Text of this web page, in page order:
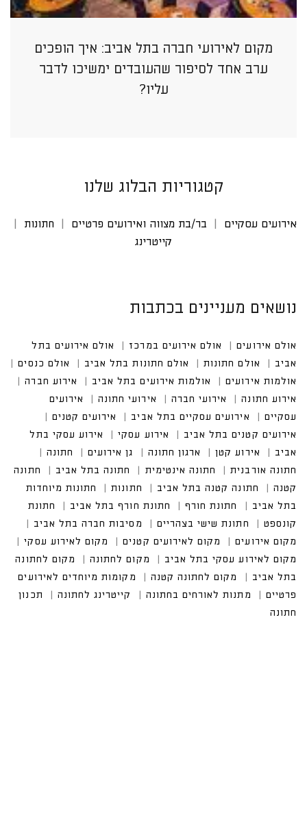
מקום לאירועי חברה בתל אביב: איך הופכים
ערב אחד לסיפור שהעובדים ימשיכו לדבר
עליו?
קטגוריות הבלוג שלנו
אירועים עסקיים בר/בת מצווה ואירועים פרטיים
חתונות
קייטרינג
נושאים מעניינים בכתבות
אולם אירועים אולם אירועים במרכז
אולם אירועים בתל
אביב
אולם חתונות אולם חתונות בתל אביב
אולם כנסים
אולמות אירועים
אולמות אירועים בתל אביב
אירוע חברה
אירוע חתונה
אירועי חברה אירועי חתונה
אירועים
עסקיים
אירועים עסקיים בתל אביב
אירועים קטנים
אירועים קטנים בתל אביב
אירוע עסקי
אירוע עסקי בתל
אביב
אירוע קטן ארגון חתונה גן אירועים
חתונה
חתונה אורבנית
חתונה אינטימית חתונה בתל אביב
חתונה
קטנה
חתונה קטנה בתל אביב חתונות
חתונות מיוחדות
בתל אביב
חתונת חורף חתונת חורף בתל אביב
חתונת
קונספט
חתונת שישי בצהריים
מסיבות חברה בתל אביב
מקום אירועים
מקום לאירועים קטנים
מקום לאירוע עסקי
מקום לאירוע עסקי בתל אביב
מקום לחתונה
מקום לחתונה
בתל אביב
מקום לחתונה קטנה
מקומות מיוחדים לאירועים
פרטיים
מתנות לאורחים בחתונה קייטרינג לחתונה
תכנון
חתונה